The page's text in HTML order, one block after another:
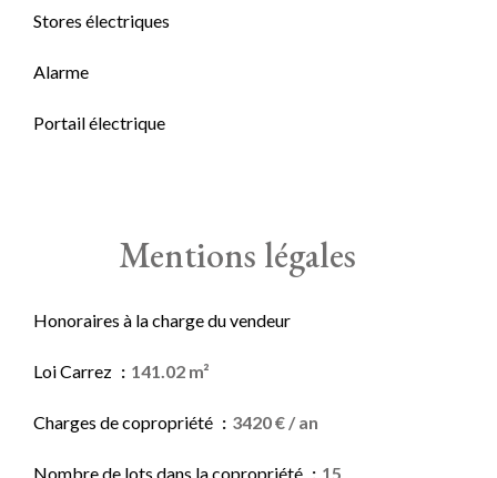
Stores électriques
Alarme
Portail électrique
Mentions légales
Honoraires à la charge du vendeur
Loi Carrez 141.02 m²
Charges de copropriété 3420 € / an
Nombre de lots dans la copropriété 15